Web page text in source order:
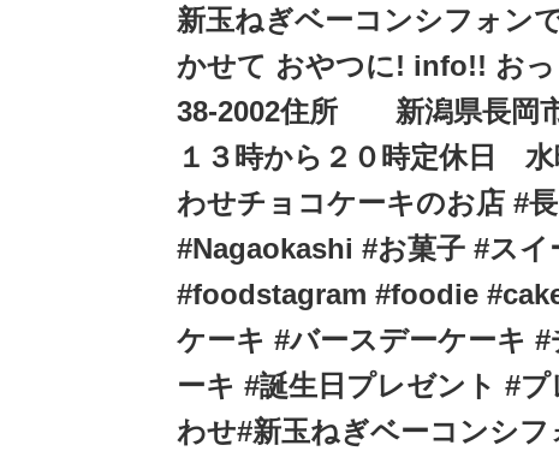
新玉ねぎベーコンシフォン
かせて おやつに! info!! お
38-2002住所 新潟県長岡
１３時から２０時定休日
わせチョコケーキのお店 #
#Nagaokashi #お菓子 #ス
#foodstagram #foodie
ケーキ #バースデーケーキ
ーキ #誕生日プレゼント #
わせ#新玉ねぎベーコンシ